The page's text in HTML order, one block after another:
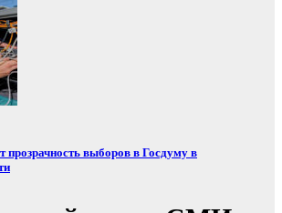
прозрачность выборов в Госдуму в